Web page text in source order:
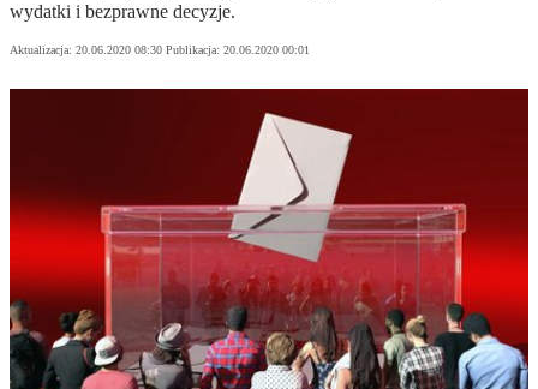
wydatki i bezprawne decyzje.
Aktualizacja: 20.06.2020 08:30 Publikacja: 20.06.2020 00:01